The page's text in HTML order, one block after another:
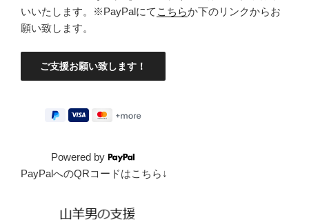
いいたします。※PayPalにて こちらか下のリンクからお
願い致します。
Powered by
PayPalへのQRコードはこちら↓